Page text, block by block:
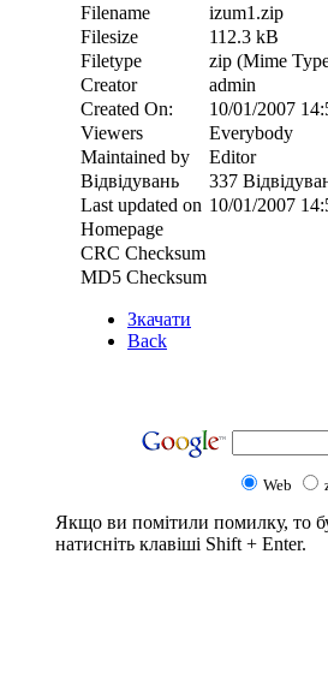
Filename
izum1.zip
Filesize
112.3 kB
Filetype
zip (Mime
Creator
admin
Created On:
10/01/2007
Viewers
Everybody
Maintained by
Editor
Відвідувань
337
Last updated on 10/01/2007
Homepage
CRC Checksum
MD5 Checksum
Зкачати
Back
Web
Якщо ви помітили помилку, то
натисніть клавіші Shift + Enter.